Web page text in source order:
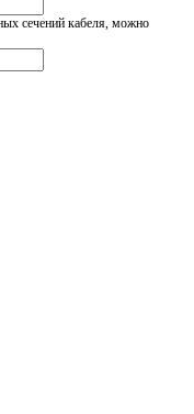
сечений кабеля, можно